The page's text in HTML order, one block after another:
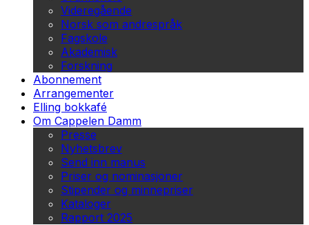
Videregående
Norsk som andrespråk
Fagskole
Akademisk
Forskning
Abonnement
Arrangementer
Elling bokkafé
Om Cappelen Damm
Presse
Nyhetsbrev
Send inn manus
Priser og nominasjoner
Stipender og minnepriser
Kataloger
Rapport 2025